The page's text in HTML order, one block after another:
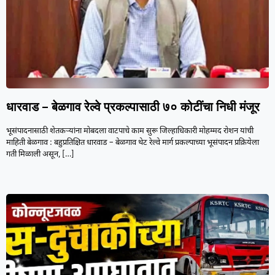
धारवाड – बेळगाव रेल्वे प्रकल्पासाठी ७० कोटींचा निधी मंजूर
भूसंपादनासाठी शेतकऱ्यांना मोबदला वाटपाचे काम सुरू जिल्हाधिकारी मोहम्मद रोशन यांची
माहिती बेळगाव : बहुप्रतिक्षित धारवाड – बेळगाव थेट रेल्वे मार्ग प्रकल्पाच्या भूसंपादन प्रक्रियेला
गती मिळाली असून, […]